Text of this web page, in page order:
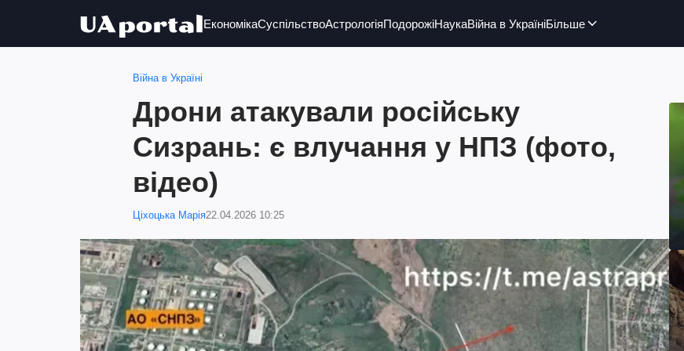
ЕкономікаСуспільствоАстрологіяПодорожіНаукаВійна в УкраїніБільше
Війна в Україні
Дрони атакували російську
Сизрань: є влучання у НПЗ (фото,
відео)
Ціхоцька Марія22.04.2026 10:25